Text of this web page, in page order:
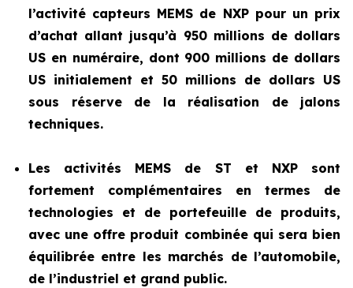
l’activité capteurs MEMS de NXP pour un prix
d’achat allant jusqu’à 950 millions de dollars
US en numéraire, dont 900 millions de dollars
US initialement et 50 millions de dollars US
sous réserve de la réalisation de jalons
techniques.
Les activités MEMS de ST et NXP sont
fortement complémentaires en termes de
technologies et de portefeuille de produits,
avec une offre produit combinée qui sera bien
équilibrée entre les marchés de l’automobile,
de l’industriel et grand public.